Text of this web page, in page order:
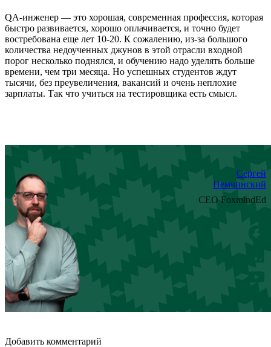
QA-инженер — это хорошая, современная профессия, которая
быстро развивается, хорошо оплачивается, и точно будет
востребована еще лет 10-20. К сожалению, из-за большого
количества недоученных джунов в этой отрасли входной
порог несколько поднялся, и обучению надо уделять больше
времени, чем три месяца. Но успешных студентов ждут
тысячи, без преувеличения, вакансий и очень неплохие
зарплаты. Так что учиться на тестировщика есть смысл.
Сергей
Немчинский
CEO FoxmindEd
Добавить комментарий